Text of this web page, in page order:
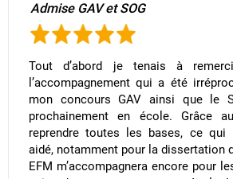
Admise GAV et SOG
Tout d’abord je tenais à
l’accompagnement qui a été
mon concours GAV ainsi que le
prochainement en école. Grâce
reprendre toutes les bases, ce qui
aidé, notamment pour la dissertation
EFM m’accompagnera encore pour